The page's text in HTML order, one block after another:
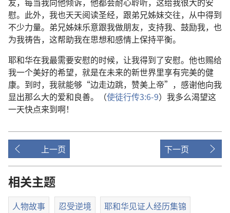
慰。此外，我也天天阅读圣经，跟弟兄姊妹交往，从中得到
不少力量。弟兄姊妹乐意跟我做朋友，支持我、鼓励我，也
为我祷告，这帮助我在思想和感情上保持平衡。
耶和华在我最需要安慰的时候，让我得到了安慰。他也赐给
我一个美好的希望，就是在未来的新世界里享有完美的健
康。到时，我就能够“边走边跳，赞美上帝”，感谢他向我
显出那么大的爱和良善。（使徒行传3:6-9）我多么渴望这
一天快点来到啊！
上一页 下一页
相关主题
人物故事 忍受逆境
耶和华见证人经历集锦